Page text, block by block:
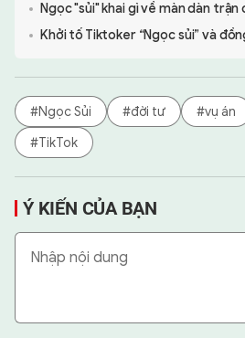
Ngọc "sủi" khai gì về màn dàn
Khởi tố Tiktoker “Ngọc sủi” và
#Ngọc Sủi #đời tư #vụ án
#TikTok
Ý KIẾN CỦA BẠN